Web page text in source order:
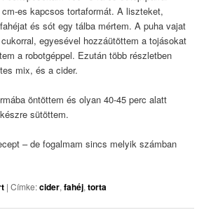
es kapcsos tortaformát. A liszteket,
és sót egy tálba mértem. A puha vajat
egyesével hozzáütöttem a tojásokat
a robotgéppel. Ezután több részletben
mix, és a cider.
öntöttem és olyan 40-45 perc alatt
sütöttem.
– de fogalmam sincs melyik számban
|Címke:cider,fahéj,torta